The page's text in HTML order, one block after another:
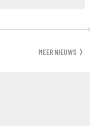
MEER NIEUWS